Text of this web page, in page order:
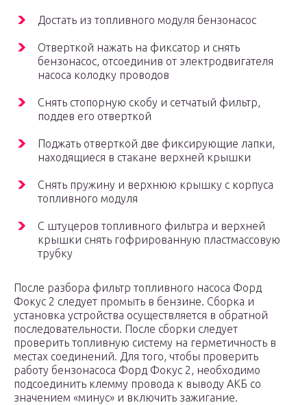
Достать из топливного модуля бензонасос
Отверткой нажать на фиксатор и снять
бензонасос, отсоединив от электродвигателя
насоса колодку проводов
Снять стопорную скобу и сетчатый фильтр,
поддев его отверткой
Поджать отверткой две фиксирующие лапки,
находящиеся в стакане верхней крышки
Снять пружину и верхнюю крышку с корпуса
топливного модуля
С штуцеров топливного фильтра и верхней
крышки снять гофрированную пластмассовую
трубку
После разбора фильтр топливного насоса Форд
Фокус 2 следует промыть в бензине. Сборка и
установка устройства осуществляется в обратной
последовательности. После сборки следует
проверить топливную систему на герметичность в
местах соединений. Для того, чтобы проверить
работу бензонасоса Форд Фокус 2, необходимо
подсоединить клемму провода к выводу АКБ со
значением «минус» и включить зажигание.